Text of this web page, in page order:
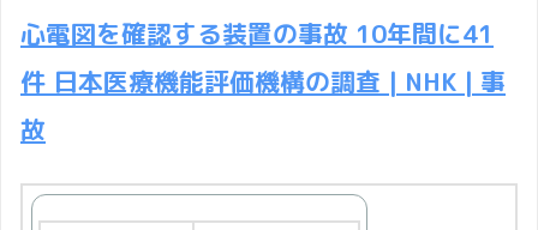
心電図を確認する装置の事故 10年間に41
件 日本医療機能評価機構の調査 | NHK | 事
故